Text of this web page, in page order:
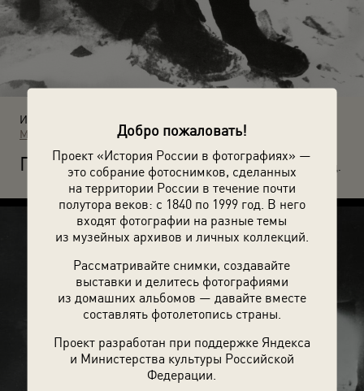
Добро пожаловать!
Проект «История России в фотографиях» —
это собрание фотоснимков, сделанных
на территории России в течение почти
полутора веков: с 1840 по 1999 год. В него
входят фотографии на разные темы
из музейных архивов и личных коллекций.
Рассматривайте снимки, создавайте
выставки и делитесь фотографиями
из домашних альбомов — давайте вместе
составлять фотолетопись страны.
Проект разработан при поддержке Яндекса
и Министерства культуры Российской
Федерации.
Источники:
МАММ / МДФ
П исьмо домой. 1942 год. Автор: Георгий Зельма. Сталинград.